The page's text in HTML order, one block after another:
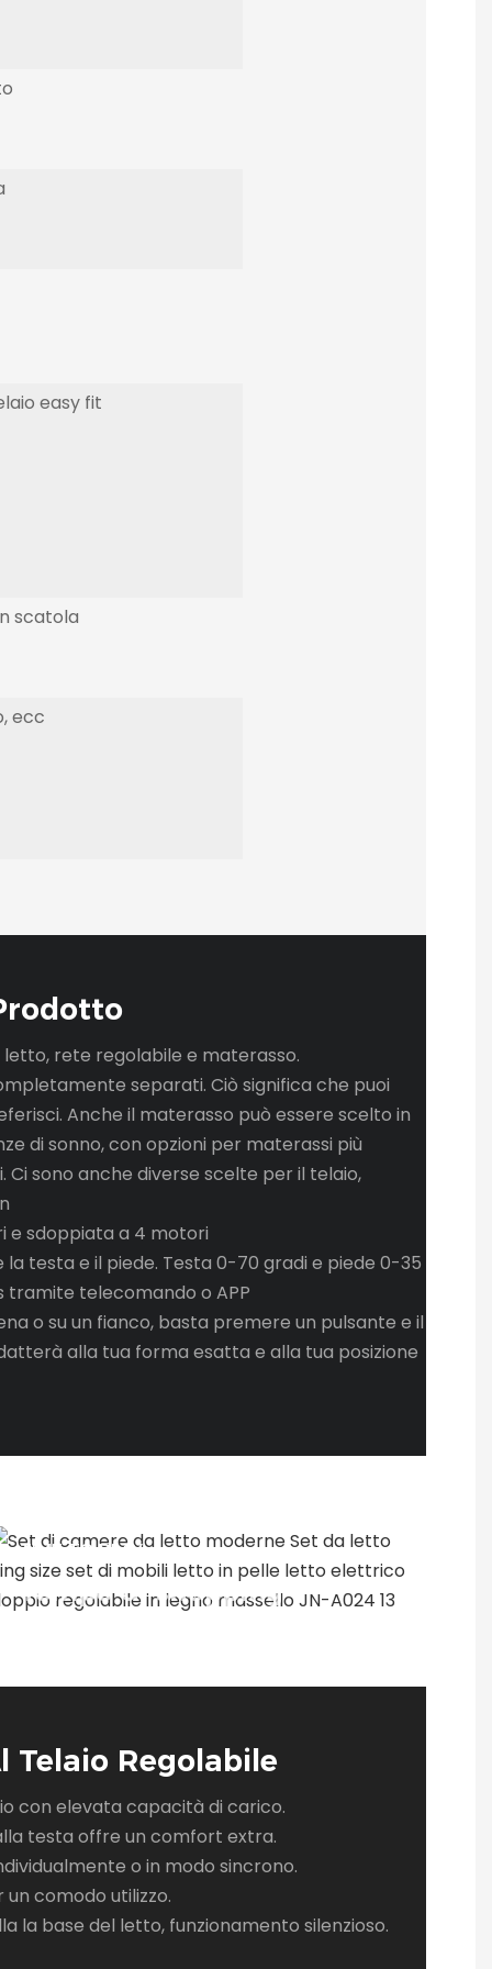
easy fit
scatola
ecc
rete regolabile e materasso.
separati. Ciò significa che puoi
Anche il materasso può essere scelto in
di sonno, con opzioni per materassi più
Ci sono anche diverse scelte per il telaio,
e sdoppiata a 4 motori
la testa e il piede. Testa 0-70 gradi e piede 0-35
tramite telecomando o APP
o su un fianco, basta premere un pulsante e il
alla tua forma esatta e alla tua posizione
TIME TO PLAY
Tempo di shopping
Telaio Regolabile
con elevata capacità di carico.
testa offre un comfort extra.
o in modo sincrono.
comodo utilizzo.
la base del letto, funzionamento silenzioso.